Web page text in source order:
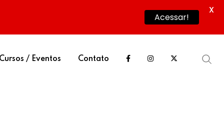
Cursos / Eventos Contato
Acessar!
X